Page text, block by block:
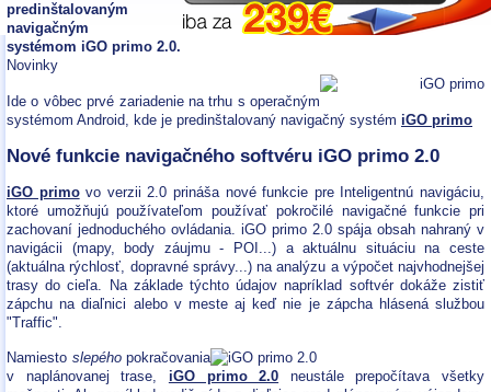
predinštalovaným
navigačným
systémom iGO primo 2.0.
Novinky
Ide o vôbec prvé zariadenie na trhu s operačným
systémom Android, kde je predinštalovaný navigačný systém iGO primo
Nové funkcie navigačného softvéru iGO primo 2.0
iGO primovo verzii 2.0 prináša nové funkcie pre Inteligentnú navigáciu,
ktoré umožňujú používateľom používať pokročilé navigačné funkcie pri
zachovaní jednoduchého ovládania. iGO primo 2.0 spája obsah nahraný v
navigácii (mapy, body záujmu - POI...) a aktuálnu situáciu na ceste
(aktuálna rýchlosť, dopravné správy...) na analýzu a výpočet najvhodnejšej
trasy do cieľa. Na základe týchto údajov napríklad softvér dokáže zistiť
zápchu na diaľnici alebo v meste aj keď nie je zápcha hlásená službou
"Traffic".
Namiesto slepéhopokračovania
v naplánovanej trase, iGO primo 2.0 neustále prepočítava všetky